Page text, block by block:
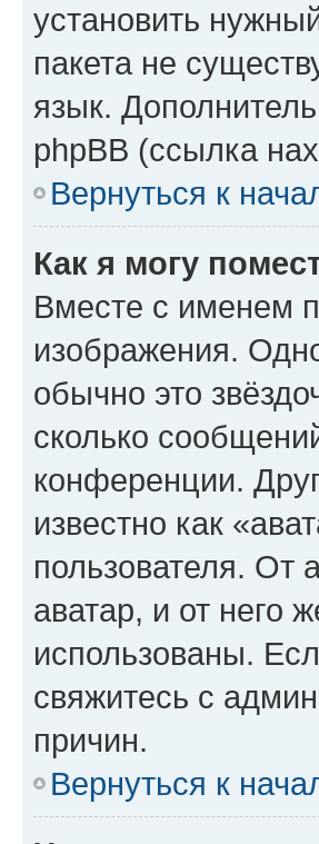
установить
пакета не
язык.
phpBB (ссылка
Вернуться к
Как я могу
Вместе с именем
изображения.
обычно это
сколько
конференции.
известно как
пользователя. От
аватар, и от него
использованы.
свяжитесь с
причин.
Вернуться к